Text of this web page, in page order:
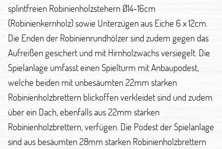
splintfreien Robinienholzstehern Ø14-16cm
(Robinienkernholz) sowie Unterzügen aus Eiche 6 x 12cm.
Die Enden der Robinienrundhölzer sind zudem gegen das
Aufreißen gesichert und mit Hirnholzwachs versiegelt. Die
Spielanlage umfasst einen Spielturm mit Anbaupodest,
welche beiden mit unbesäumten 22mm starken
Robinienholzbrettern blickoffen verkleidet sind und zudem
über ein Dach, ebenfalls aus 22mm starken
Robinienholzbrettern, verfügen. Die Podest der Spielanlage
sind aus besäumten 28mm starken Robinienholzbrettern